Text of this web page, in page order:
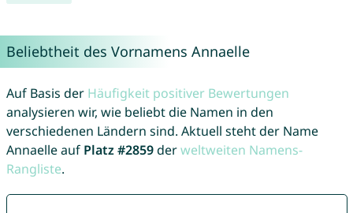
Beliebtheit des Vornamens Annaelle
Auf Basis der Häufigkeit positiver Bewertungen
analysieren wir, wie beliebt die Namen in den
verschiedenen Ländern sind. Aktuell steht der Name
Annaelle auf Platz #2859derweltweiten Namens-
Rangliste.